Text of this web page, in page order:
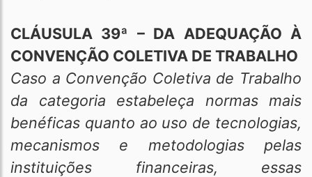
CLÁUSULA 39ª – DA ADEQUAÇÃO À
CONVENÇÃO COLETIVA DE TRABALHO
Caso a Convenção Coletiva de Trabalho
da categoria estabeleça normas mais
benéficas quanto ao uso de tecnologias,
mecanismos e metodologias pelas
instituições financeiras, essas